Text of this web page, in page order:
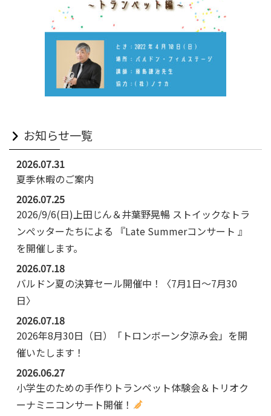
お知らせ一覧
2026.07.31
夏季休暇のご案内
2026.07.25
2026/9/6(日)上田じん＆井葉野晃暢 ストイックなトラ
ンぺッターたちによる 『Late Summerコンサート 』
を開催します。
2026.07.18
バルドン夏の決算セール開催中！〈7月1日～7月30
日〉
2026.07.18
2026年8月30日（日）「トロンボーン夕涼み会」を開
催いたします！
2026.06.27
小学生のための手作りトランペット体験会＆トリオク
ーナミニコンサート開催！